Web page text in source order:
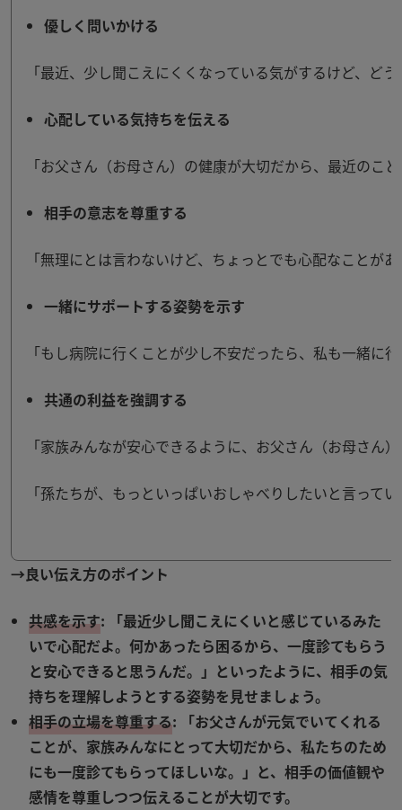
優しく問いかける
「最近、少し聞こえにくくなっている気がするけど、ど
心配している気持ちを伝える
「お父さん（お母さん）の健康が大切だから、最近の
相手の意志を尊重する
「無理にとは言わないけど、ちょっとでも心配なことが
一緒にサポートする姿勢を示す
「もし病院に行くことが少し不安だったら、私も一緒に
共通の利益を強調する
「家族みんなが安心できるように、お父さん（お母さん
「孫たちが、もっといっぱいおしゃべりしたいと言って
→良い伝え方のポイント
共感を示す:
「最近少し聞こえにくいと感じているみた
いで心配だよ。何かあったら困るから、一度診てもらう
と安心できると思うんだ。」といったように、相手の気
持ちを理解しようとする姿勢を見せましょう。
相手の立場を尊重する:
「お父さんが元気でいてくれる
ことが、家族みんなにとって大切だから、私たちのため
にも一度診てもらってほしいな。」と、相手の価値観や
感情を尊重しつつ伝えることが大切です。